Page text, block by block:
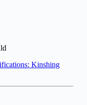
Kinshing